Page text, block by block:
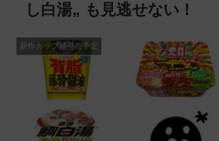
し白湯„ も見逃せない！
新作カップ麺発売予定